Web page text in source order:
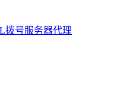
拨号服务器代理